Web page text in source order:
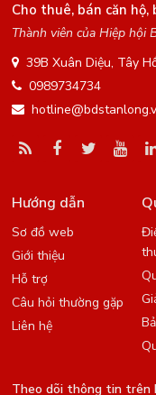
Cho thuê, bán căn
Thành viên của Hiệp hội
39B Xuân Diệu, Tây
0989734734
Hướng dẫn
Sơ đồ web
Giới thiệu
Hỗ trợ
Câu hỏi thường gặp
Liên hệ
Theo dõi thông tin trên